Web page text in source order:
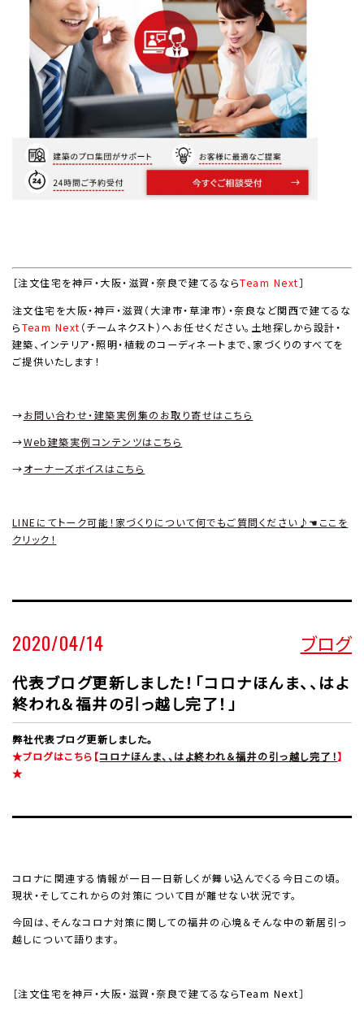
［注文住宅を神戸・大阪・滋賀・奈良で建てるならTeam Next］
注文住宅を大阪・神戸・滋賀（大津市・草津市）・奈良など関西で建てるな
らTeam Next （チームネクスト）へお任せください。土地探しから設計・
建築、インテリア・照明・植栽のコーディネートまで、家づくりのすべてを
ご提供いたします！
→お問い合わせ・建築実例集のお取り寄せはこちら
→Web建築実例コンテンツはこちら
→オーナーズボイスはこちら
LINEにてトーク可能！家づくりについて何でもご質問ください♪☚ここを
クリック！
2020/04/14 ブログ
代表ブログ更新しました！「コロナほんま、、はよ
終われ＆福井の引っ越し完了！」
弊社代表ブログ更新しました。
★ブログはこちら【コロナほんま、、はよ終われ＆福井の引っ越し完了！】
★
コロナに関連する情報が一日一日新しくが舞い込んでくる今日この頃。
現状・そしてこれからの対策について目が離せない状況です。
今回は、そんなコロナ対策に関しての福井の心境＆そんな中の新居引っ
越しについて語ります。
［注文住宅を神戸・大阪・滋賀・奈良で建てるならTeam Next］